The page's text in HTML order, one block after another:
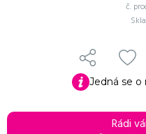
č.
Jedná se o
Rádi
Do košíku